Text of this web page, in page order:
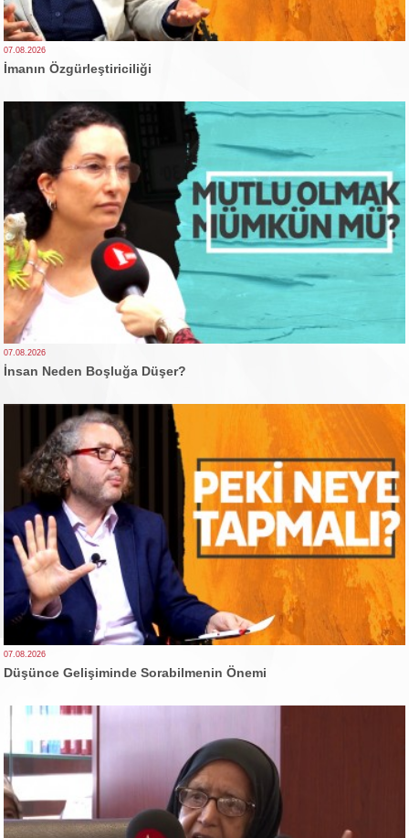
07.08.2026
İmanın Özgürleştiriciliği
07.08.2026
İnsan Neden Boşluğa Düşer?
07.08.2026
Düşünce Gelişiminde Sorabilmenin Önemi